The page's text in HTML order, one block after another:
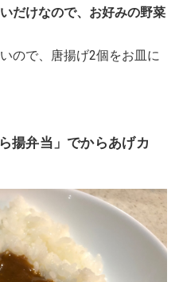
だけなので、お好みの野菜
ので、唐揚げ2個をお皿に
揚弁当」でからあげカ